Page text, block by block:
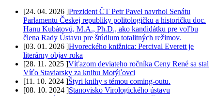
[24. 04. 2026 ]Prezident ČT Petr Pavel navrhol Senátu
Parlamentu Českej republiky politologičku a historičku doc.
Hanu Kubátovú, M.A., Ph.D., ako kandidátku pre voľbu
člena Rady Ústavu pre štúdium totalitných režimov.
[03. 01. 2026 ]Hvoreckého knižnica: Percival Everett je
literárny objav roka
[28. 11. 2025 ]Víťazom deviateho ročníka Ceny René sa stal
Víťo Staviarsky za knihu Motýľovci
[11. 10. 2024 ]Štyri knihy s témou coming-outu.
[08. 10. 2024 ]Stanovisko Virologického ústavu